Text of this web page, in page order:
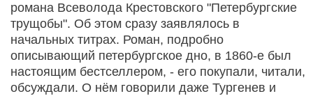
романа Всеволода Крестовского "Петербургские
трущобы". Об этом сразу заявлялось в
начальных титрах. Роман, подробно
описывающий петербургское дно, в 1860-е был
настоящим бестселлером, - его покупали, читали,
обсуждали. О нём говорили даже Тургенев и